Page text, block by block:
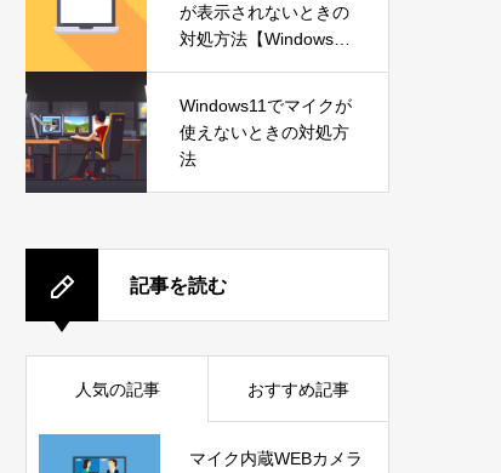
が表示されないときの
対処方法【Windows1
Windows11でマイクが
使えないときの対処方
法
記事を読む
人気の記事 おすすめ記事
マイク内蔵WEBカメラ